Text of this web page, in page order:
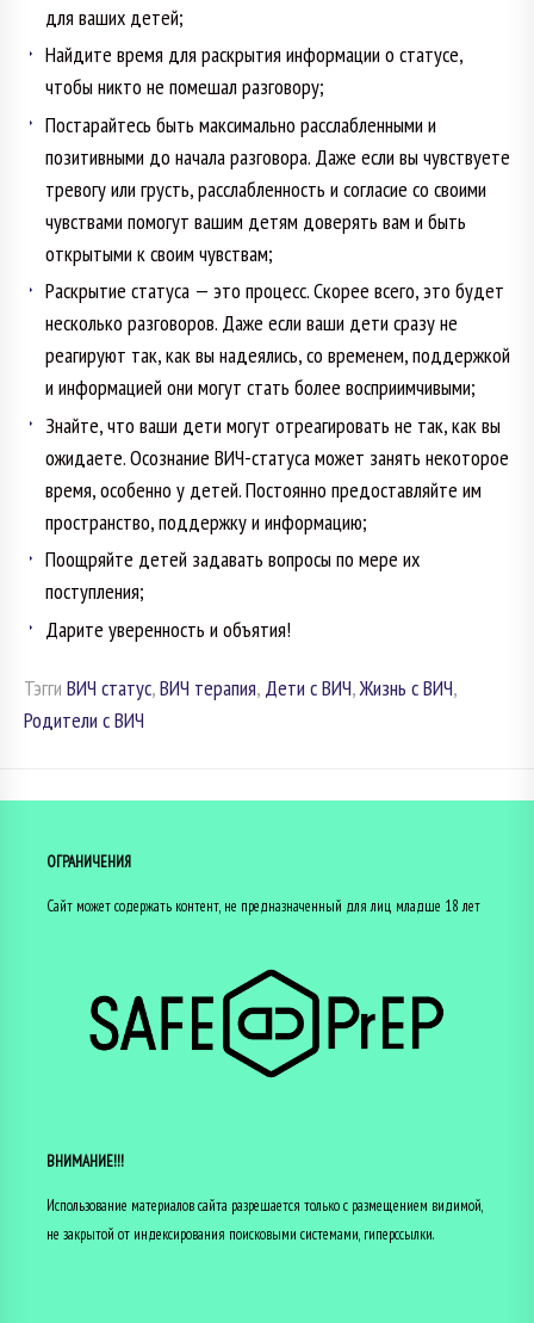
для ваших детей;
Найдите время для раскрытия информации о статусе,
чтобы никто не помешал разговору;
Постарайтесь быть максимально расслабленными и
позитивными до начала разговора. Даже если вы чувствуете
тревогу или грусть, расслабленность и согласие со своими
чувствами помогут вашим детям доверять вам и быть
открытыми к своим чувствам;
Раскрытие статуса — это процесс. Скорее всего, это будет
несколько разговоров. Даже если ваши дети сразу не
реагируют так, как вы надеялись, со временем, поддержкой
и информацией они могут стать более восприимчивыми;
Знайте, что ваши дети могут отреагировать не так, как вы
ожидаете. Осознание ВИЧ-статуса может занять некоторое
время, особенно у детей. Постоянно предоставляйте им
пространство, поддержку и информацию;
Поощряйте детей задавать вопросы по мере их
поступления;
Дарите уверенность и объятия!
Тэгги ВИЧ статус,ВИЧ терапия, Дети с ВИЧ,Жизнь с ВИЧ,
Родители с ВИЧ
ОГРАНИЧЕНИЯ
Сайт может содержать контент, не предназначенный для лиц младше 18 лет
ВНИМАНИЕ!!!
Использование материалов сайта разрешается только с размещением видимой,
не закрытой от индексирования поисковыми системами, гиперссылки.